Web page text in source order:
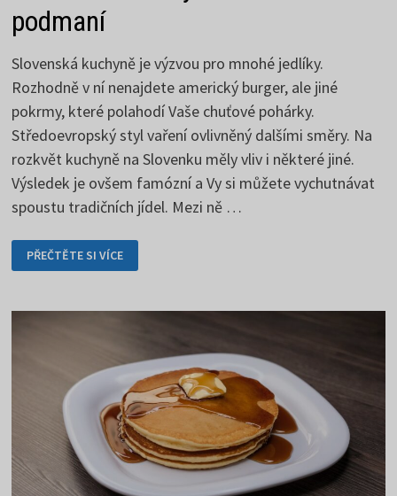
podmaní
Slovenská kuchyně je výzvou pro mnohé jedlíky.
Rozhodně v ní nenajdete americký burger, ale jiné
pokrmy, které polahodí Vaše chuťové pohárky.
Středoevropský styl vaření ovlivněný dalšími směry. Na
rozkvět kuchyně na Slovenku měly vliv i některé jiné.
Výsledek je ovšem famózní a Vy si můžete vychutnávat
spoustu tradičních jídel. Mezi ně …
SLOVENSKÁ
KUCHYNĚ
SI
PŘEČTĚTE SI VÍCE